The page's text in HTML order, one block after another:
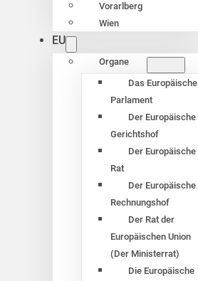
Vorarlberg
Wien
EU
Organe
Das Europäische
Parlament
Der Europäische
Gerichtshof
Der Europäische
Rat
Der Europäische
Rechnungshof
Der Rat der
Europäischen Union
(Der Ministerrat)
Die Europäische